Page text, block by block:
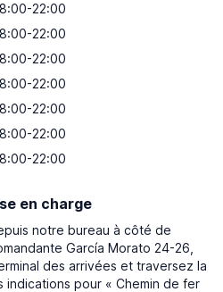
22:00
22:00
22:00
22:00
22:00
22:00
22:00
en charge
notre bureau à côté de
García Morato 24-26,
des arrivées et traversez la
indications pour « Chemin de fer